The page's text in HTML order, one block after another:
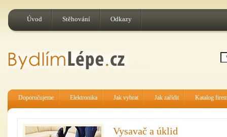
Úvod Stěhování Odkazy
Doporučujeme Elektronika Jak vybrat Jak zařídit Katalog
Vysavač a úklid